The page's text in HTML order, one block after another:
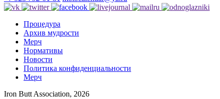
Процедура
Архив мудрости
Мерч
Нормативы
Новости
Политика конфиденциальности
Мерч
Iron Butt Association, 2026